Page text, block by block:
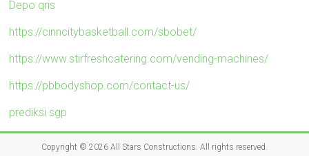
Depo qris
https://cinncitybasketball.com/sbobet/
https://www.stirfreshcatering.com/vending-machines/
https://pbbodyshop.com/contact-us/
prediksi sgp
Copyright © 2026 All Stars Constructions . All rights reserved.